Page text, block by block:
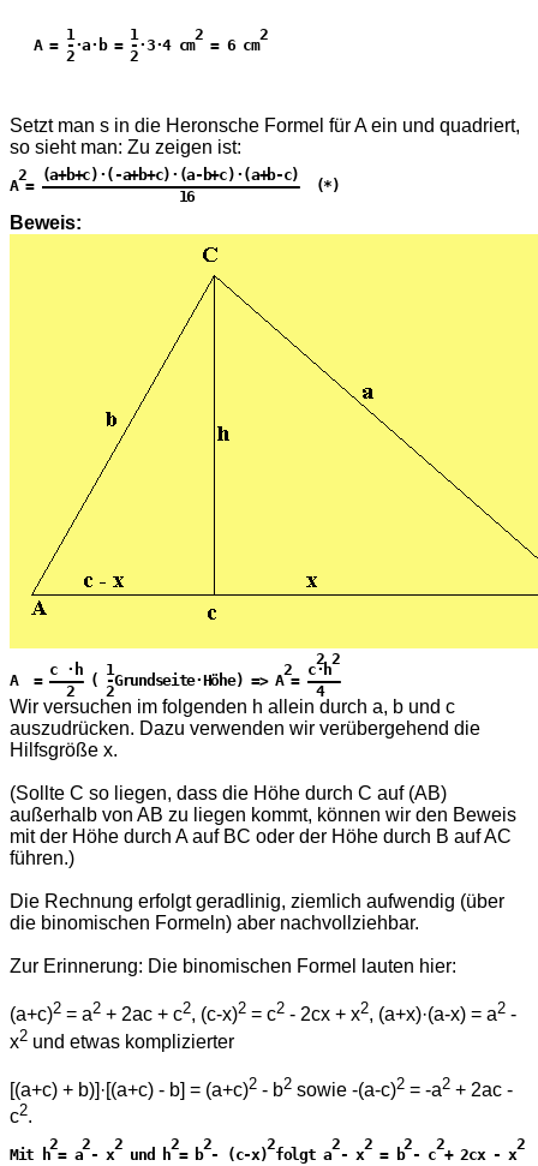
       1       1       2       2
   A = -·a·b = -·3·4 cm  = 6 cm
       2       2
Setzt man s in die Heronsche Formel für A ein und quadriert,
so sieht man: Zu zeigen ist:
2  (a+b+c)·(-a+b+c)·(a-b+c)·(a+b-c)
A = ————————————————————————————————  (*)
                     16
Beweis:
                                      2 2
     c ·h   1                     2  c·h
A  = ———— ( -Grundseite·Höhe) => A = ————
       2    2                         4
Wir versuchen im folgenden h allein durch a, b und c
auszudrücken. Dazu verwenden wir verübergehend die
Hilfsgröße x.
(Sollte C so liegen, dass die Höhe durch C auf (AB)
außerhalb von AB zu liegen kommt, können wir den Beweis
mit der Höhe durch A auf BC oder der Höhe durch B auf AC
führen.)
Die Rechnung erfolgt geradlinig, ziemlich aufwendig (über
die binomischen Formeln) aber nachvollziehbar.
Zur Erinnerung: Die binomischen Formel lauten hier:
(a+c)2 = a2 + 2ac + c2, (c-x)2 = c2 - 2cx + x2, (a+x)·(a-x) = a2 -
x2 und etwas komplizierter
[(a+c) + b)]·[(a+c) - b] = (a+c)2 - b2 sowie -(a-c)2 = -a2 + 2ac -
c2.
     2   2   2      2   2       2       2   2    2   2         2
Mit h = a - x  und h = b - (c-x) folgt a - x  = b - c + 2cx - x